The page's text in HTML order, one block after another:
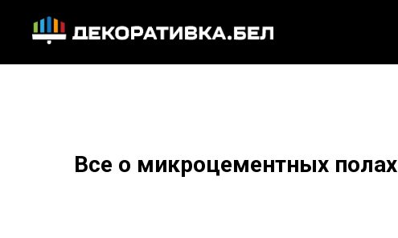
Все о микроцементных полах